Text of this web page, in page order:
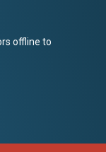
offline to